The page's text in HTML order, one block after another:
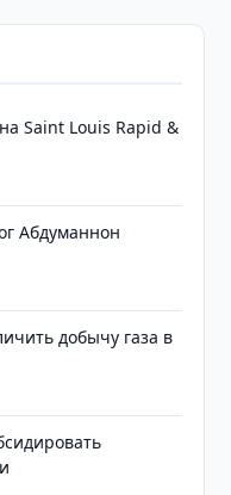
Saint Louis Rapid &
Абдуманнон
добычу газа в